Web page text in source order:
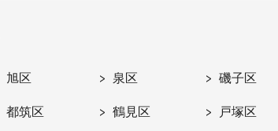
旭区 泉区 磯子区
都筑区 鶴見区 戸塚区